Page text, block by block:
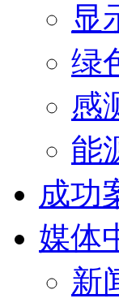
显
绿
感
能
成功
媒体
新